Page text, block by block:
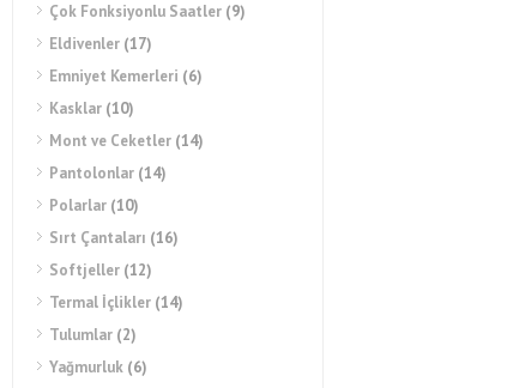
Çok Fonksiyonlu Saatler (9)
Eldivenler (17)
Emniyet Kemerleri (6)
Kasklar (10)
Mont ve Ceketler (14)
Pantolonlar (14)
Polarlar (10)
Sırt Çantaları (16)
Softjeller (12)
Termal İçlikler (14)
Tulumlar (2)
Yağmurluk (6)